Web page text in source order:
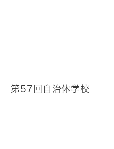
第57回自治体学校